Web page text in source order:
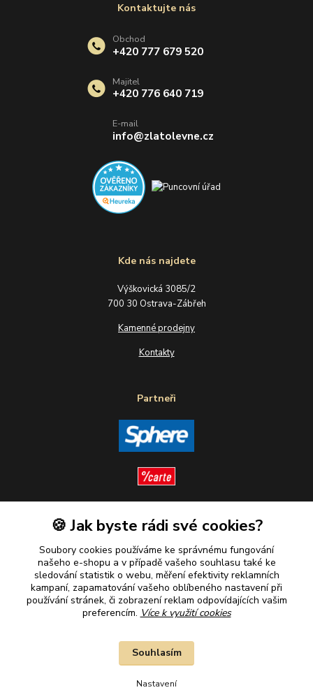
Kde nás najdete
Výškovická 3085/2
700 30 Ostrava-Zábřeh
Kamenné prodejny
Kontakty
Partneři
Sledujte nás
Plaťte u nás bezpečně
Kontaktujte nás
Obchod
+420 777 679 520
Majitel
+420 776 640 719
E-mail
info@zlatolevne.cz
🍪 Jak byste rádi své cookies?
Soubory cookies používáme ke správnému fungování
našeho e-shopu a v případě vašeho souhlasu také ke
sledování statistik o webu, měření efektivity reklamních
kampaní, zapamatování vašeho oblíbeného nastavení při
používání stránek, či zobrazení reklam odpovídajících vašim
preferencím. Více k využití cookies
Nastavení
Souhlasím